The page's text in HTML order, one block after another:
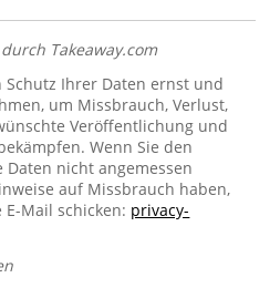
Takeaway.com
Schutz Ihrer Daten ernst und
um Missbrauch, Verlust,
Veröffentlichung und
Wenn Sie den
Daten nicht angemessen
auf Missbrauch haben,
Mail schicken: privacy-